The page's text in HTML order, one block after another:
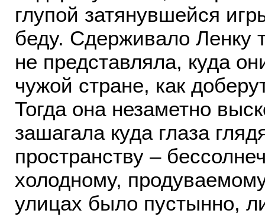
глупой затянувшейся
беду. Сдерживало Ленку
не представляла, куда
чужой стране, как
Тогда она незаметно
зашагала куда глаза
пространству –
холодному,
улицах было пустынно,